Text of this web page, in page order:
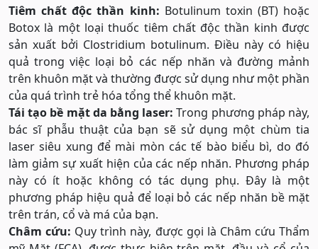
Tiêm chất độc thần kinh: Botulinum toxin (BT) hoặc
Botox là một loại thuốc tiêm chất độc thần kinh được
sản xuất bởi Clostridium botulinum. Điều này có hiệu
quả trong việc loại bỏ các nếp nhăn và đường mảnh
trên khuôn mặt và thường được sử dụng như một phần
của quá trình trẻ hóa tổng thể khuôn mặt.
Tái tạo bề mặt da bằng laser:Trong phương pháp này,
bác sĩ phẫu thuật của bạn sẽ sử dụng một chùm tia
laser siêu xung để mài mòn các tế bào biểu bì, do đó
làm giảm sự xuất hiện của các nếp nhăn. Phương pháp
này có ít hoặc không có tác dụng phụ. Đây là một
phương pháp hiệu quả để loại bỏ các nếp nhăn bề mặt
trên trán, cổ và má của bạn.
Châm cứu: Quy trình này, được gọi là Châm cứu Thẩm